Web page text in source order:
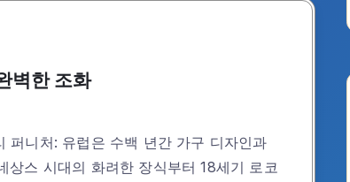
벽한 조화
퍼니처: 유럽은 수백 년간 가구 디자인과
상스 시대의 화려한 장식부터 18세기 로코